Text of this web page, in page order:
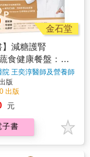
金石堂
】減糖護腎
食健康餐盤：跟
樣吃，遠離糖尿病
機
院 王奕淳醫師及營養師
版
出版
元
子書